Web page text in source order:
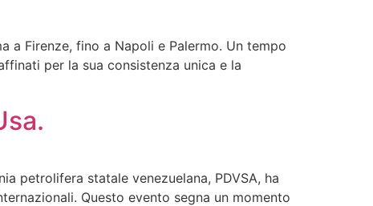
a Firenze, fino a Napoli e Palermo. Un tempo
per la sua consistenza unica e la
petrolifera statale venezuelana, PDVSA, ha
Questo evento segna un momento